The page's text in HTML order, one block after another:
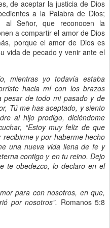
de aceptar la justicia de Dios
a la Palabra de Dios;
al Señor, que reconocen la
a compartir el amor de Dios
porque el amor de Dios es
vida de pecado y venir ante el
mientras yo todavía estaba
hacia mí con los brazos
pesar de todo mi pasado y de
Tú me has aceptado, y siento
al hijo prodigo, diciéndome
“Estoy muy feliz de que
recibirme y por haberme hecho
una nueva vida llena de fe y
contigo y en tu reino. Dejo
te obedezco, lo declaro en el
para con nosotros, en que,
por nosotros”. Romanos 5:8